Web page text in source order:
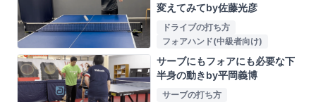
変えてみてby佐藤光彦
ドライブの打ち方
フォアハンド(中級者向け)
サーブにもフォアにも必要な下
半身の動きby平岡義博
サーブの打ち方